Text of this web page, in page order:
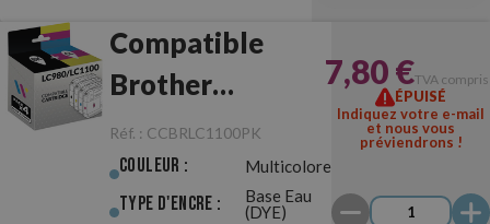
Compatible
Brother
LC980/LC1100
Pack
Réf. : CCBRLC1100PK
Couleur : Multicolore
Type d'Encre :
Base Eau
(DYE)
7,80 €TVA
ÉPUISÉ
Indiquez votre e-mail
et nous vous
préviendrons !